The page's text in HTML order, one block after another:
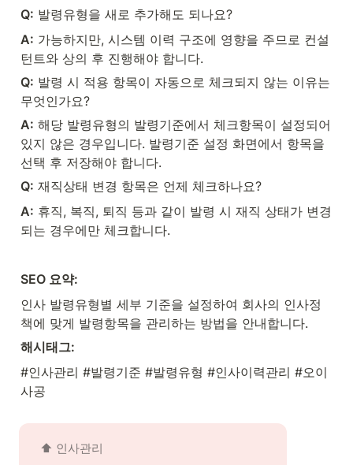
Q: 발령유형을 새로 추가해도 되나요?
A: 가능하지만, 시스템 이력 구조에 영향을 주므로 컨설
턴트와 상의 후 진행해야 합니다.
Q: 발령 시 적용 항목이 자동으로 체크되지 않는 이유는
무엇인가요?
A: 해당 발령유형의 발령기준에서 체크항목이 설정되어
있지 않은 경우입니다. 발령기준 설정 화면에서 항목을
선택 후 저장해야 합니다.
Q: 재직상태 변경 항목은 언제 체크하나요?
A: 휴직, 복직, 퇴직 등과 같이 발령 시 재직 상태가 변경
되는 경우에만 체크합니다.
SEO 요약:
인사 발령유형별 세부 기준을 설정하여 회사의 인사정
책에 맞게 발령항목을 관리하는 방법을 안내합니다.
해시태그:
#인사관리 #발령기준 #발령유형 #인사이력관리 #오이
사공
⬆️ 인사관리